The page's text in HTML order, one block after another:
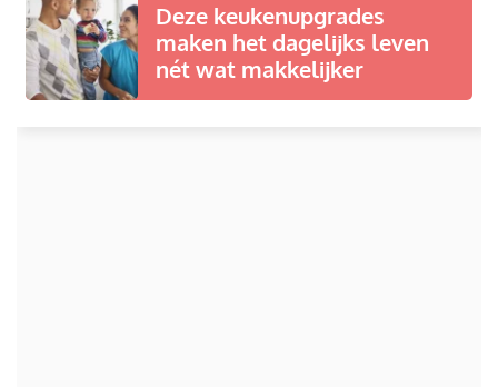
Deze keukenupgrades
maken het dagelijks leven
nét wat makkelijker